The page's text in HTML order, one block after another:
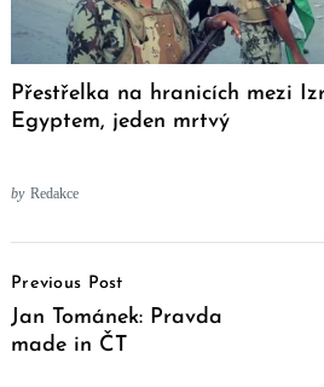
Přestřelka na hranicích mezi
Egyptem, jeden mrtvý
by Redakce
Navigation
Previous Post
Jan Tománek: Pravda
made in ČT